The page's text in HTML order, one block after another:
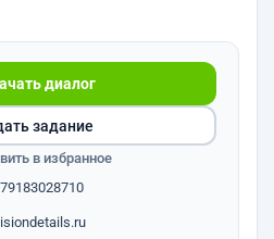
диалог
задание
в избранное